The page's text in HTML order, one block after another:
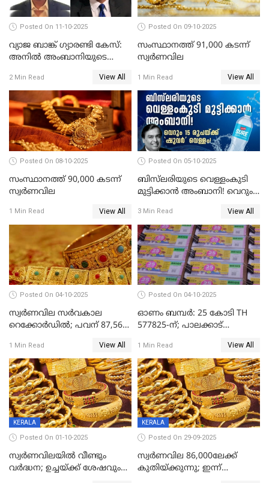
Posted On 11-10-2025
വ്യാജ ബാങ്ക് ഗ്യാരണ്ടി കേസ്:
അനിൽ അംബാനിയുടെ
അറസ്റ്റിൽ; ഇഡി അന്വേഷണം
വ്യാപിപ്പിക്കുന്നു
2 Min Read View All
Posted On 09-10-2025
സംസ്ഥാനത്ത് 91,000 കടന്ന്
സ്വര്‍ണവില
1 Min Read View All
Posted On 08-10-2025
സംസ്ഥാനത്ത് 90,000 കടന്ന്
സ്വര്‍ണവില
1 Min Read View All
Posted On 05-10-2025
ബിസ്‌ലരിയുടെ വെള്ളംകുടി
മുട്ടിക്കാൻ അംബാനി! വെറും
3 Min Read View All
Posted On 04-10-2025
സ്വര്‍ണവില സര്‍വകാല
റെക്കോര്‍ഡില്‍; പവന് 87,560
1 Min Read View All
Posted On 04-10-2025
ഓണം ബമ്പർ: 25 കോടി TH
577825-ന്; പാലക്കാട്
മുന്നിൽ
1 Min Read View All
KERALA
Posted On 01-10-2025
സ്വർണവിലയിൽ വീണ്ടും
വർദ്ധന; ഉച്ചയ്ക്ക് ശേഷവും
KERALA
Posted On 29-09-2025
സ്വര്‍ണവില 86,000ലേക്ക്
കുതിയ്ക്കുന്നു; ഇന്ന്